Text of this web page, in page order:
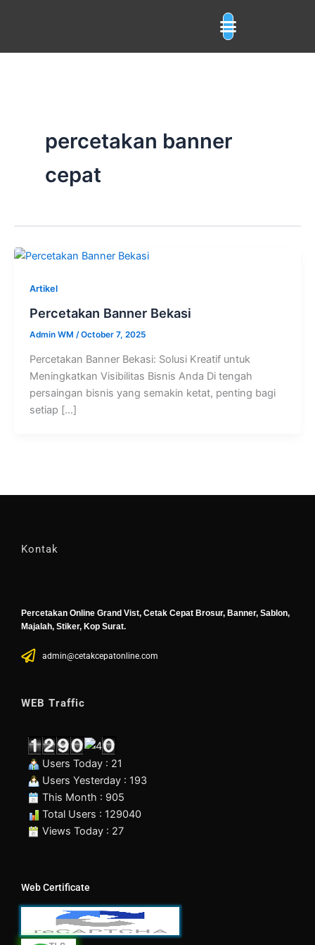
percetakan banner
cepat
Artikel
Percetakan Banner Bekasi
Admin WM /October 7, 2025
Percetakan Banner Bekasi: Solusi Kreatif untuk
Meningkatkan Visibilitas Bisnis Anda Di tengah
persaingan bisnis yang semakin ketat, penting bagi
setiap […]
Kontak
Percetakan Online Grand Vist, Cetak Cepat Brosur, Banner, Sablon,
Majalah, Stiker, Kop Surat.
admin@cetakcepatonline.com
WEB Traffic
Users Today : 21
Users Yesterday : 193
This Month : 905
Total Users : 129040
Views Today : 27
Web Certificate